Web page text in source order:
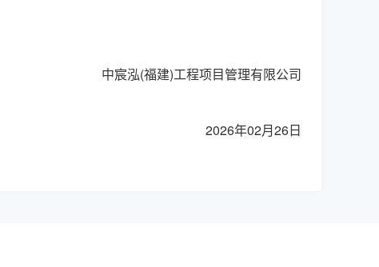
中宸泓(福建)工程项目管理有限公司
2026年02月26日